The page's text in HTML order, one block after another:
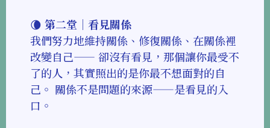
🌘 第二堂｜看見關係
我們努力地維持關係、修復關係、在關係裡
改變自己—— 卻沒有看見，那個讓你最受不
了的人，其實照出的是你最不想面對的自
己。 關係不是問題的來源——是看見的入
口。